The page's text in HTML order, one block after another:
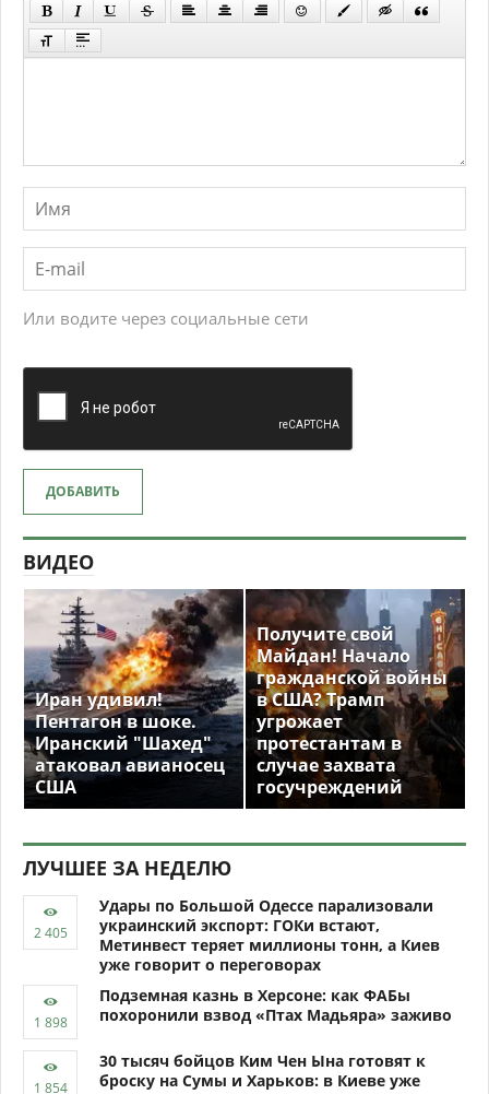
Или водите через социальные сети
ДОБАВИТЬ
ВИДЕО
Иран удивил!
Пентагон в шоке.
Иранский "Шахед"
атаковал авианосец
США
Получите свой
Майдан! Начало
гражданской войны
в США? Трамп
угрожает
протестантам в
случае захвата
госучреждений
ЛУЧШЕЕ ЗА НЕДЕЛЮ
Удары по Большой Одессе парализовали
украинский экспорт: ГОКи встают,
Метинвест теряет миллионы тонн, а Киев
уже говорит о переговорах
Подземная казнь в Херсоне: как ФАБы
похоронили взвод «Птах Мадьяра» заживо
30 тысяч бойцов Ким Чен Ына готовят к
броску на Сумы и Харьков: в Киеве уже